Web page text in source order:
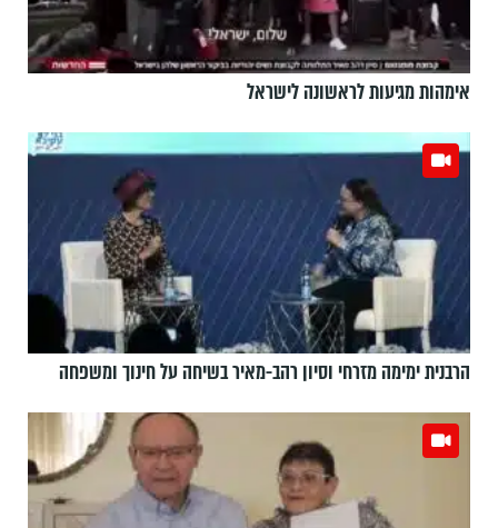
אימהות מגיעות לראשונה לישראל
הרבנית ימימה מזרחי וסיון רהב-מאיר בשיחה על חינוך ומשפחה